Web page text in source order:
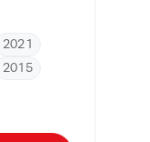
2021
2015